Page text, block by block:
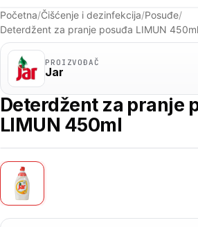
Početna/Čišćenje i dezinfekcija/Posuđe/
Deterdžent za pranje posuđa LIMUN 450ml
PROIZVOĐAČ
Jar
Deterdžent za pranje
LIMUN 450ml